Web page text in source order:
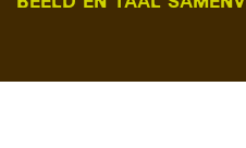
BEELD EN TAAL